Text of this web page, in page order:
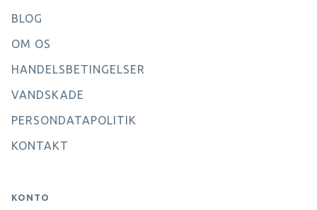
BLOG
OM OS
HANDELSBETINGELSER
VANDSKADE
PERSONDATAPOLITIK
KONTAKT
KONTO